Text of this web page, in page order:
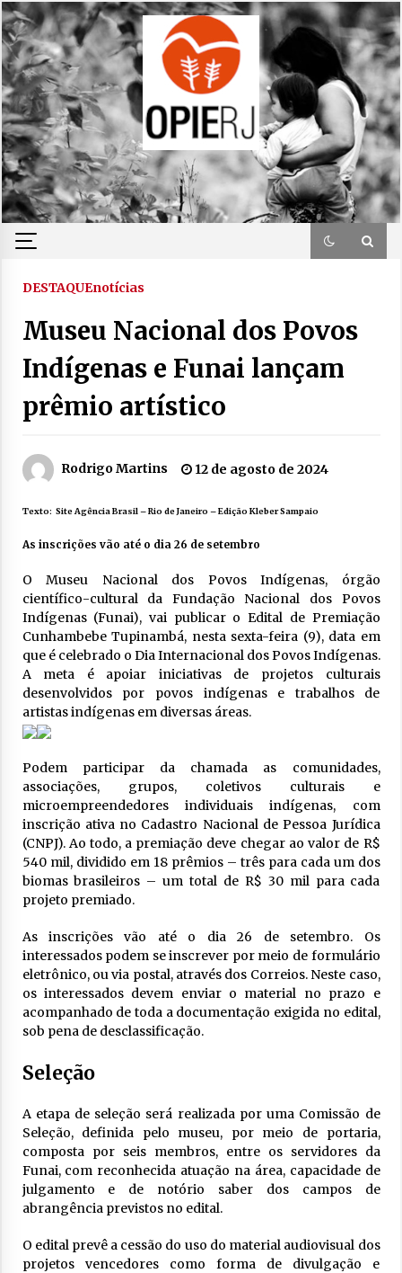
Skip
to
content
DESTAQUEnotícias
Museu Nacional dos Povos
Indígenas e Funai lançam
prêmio artístico
Rodrigo Martins 12 de agosto de 2024
Texto: Site Agência Brasil– Rio de Janeiro – Edição Kleber Sampaio
As inscrições vão até o dia 26 de setembro
O Museu Nacional dos Povos Indígenas, órgão
científico-cultural da Fundação Nacional dos Povos
Indígenas (Funai), vai publicar o Edital de Premiação
Cunhambebe Tupinambá, nesta sexta-feira (9), data em
que é celebrado o Dia Internacional dos Povos Indígenas.
A meta é apoiar iniciativas de projetos culturais
desenvolvidos por povos indígenas e trabalhos de
artistas indígenas em diversas áreas.
Podem participar da chamada as comunidades,
associações, grupos, coletivos culturais e
microempreendedores individuais indígenas, com
inscrição ativa no Cadastro Nacional de Pessoa Jurídica
(CNPJ). Ao todo, a premiação deve chegar ao valor de R$
540 mil, dividido em 18 prêmios – três para cada um dos
biomas brasileiros – um total de R$ 30 mil para cada
projeto premiado.
As inscrições vão até o dia 26 de setembro. Os
interessados podem se inscrever por meio de formulário
eletrônico, ou via postal, através dos Correios. Neste caso,
os interessados devem enviar o material no prazo e
acompanhado de toda a documentação exigida no edital,
sob pena de desclassificação.
Seleção
A etapa de seleção será realizada por uma Comissão de
Seleção, definida pelo museu, por meio de portaria,
composta por seis membros, entre os servidores da
Funai, com reconhecida atuação na área, capacidade de
julgamento e de notório saber dos campos de
abrangência previstos no edital.
O edital prevê a cessão do uso do material audiovisual dos
projetos vencedores como forma de divulgação e